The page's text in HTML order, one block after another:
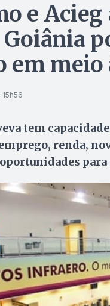
e
em meio
tem
renda,
para